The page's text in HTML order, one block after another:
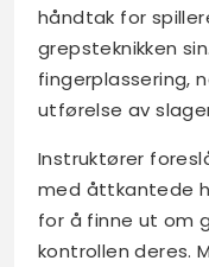
håndtak for
grepsteknikken
fingerplassering,
utførelse av
Instruktører
med åttkantede
for å finne ut om
kontrollen deres.